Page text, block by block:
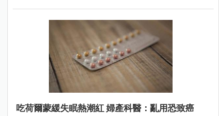
吃荷爾蒙緩失眠熱潮紅 婦產科醫：亂用恐致癌